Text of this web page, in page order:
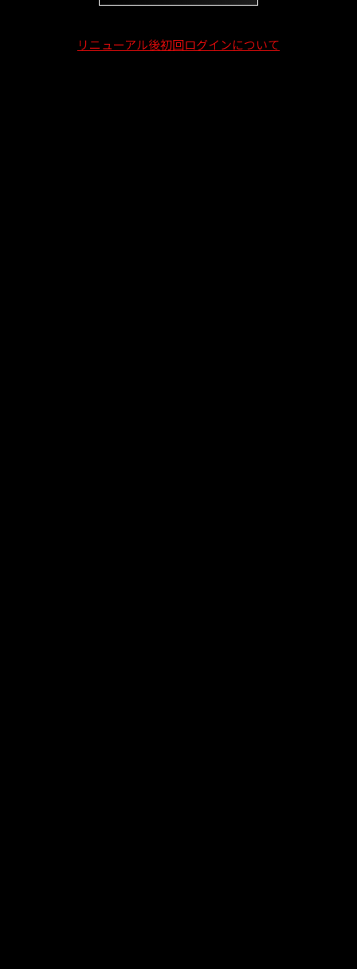
リニューアル後初回ログインについて